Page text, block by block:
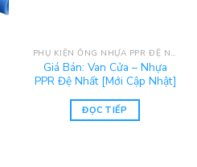
PHỤ KIỆN ỐNG NHỰA PPR ĐỆ NHẤT
Giá Bán: Van Cửa – Nhựa
PPR Đệ Nhất [Mới Cập Nhật]
ĐỌC TIẾP